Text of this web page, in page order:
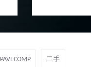
PAVECOMP 二手